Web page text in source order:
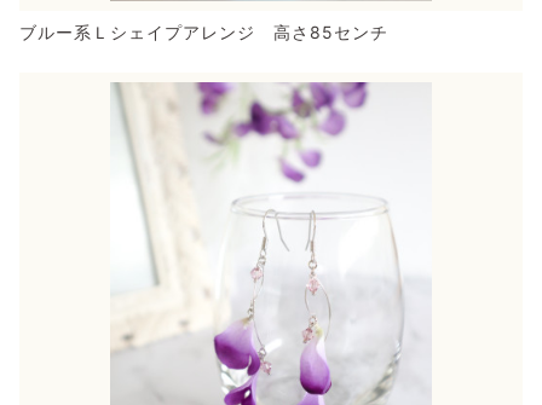
ブルー系Ｌシェイプアレンジ 高さ85センチ